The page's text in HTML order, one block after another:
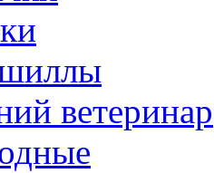
ветеринар